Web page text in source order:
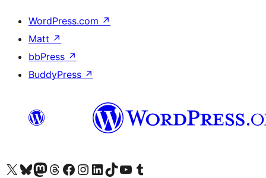
WordPress.com ↗
Matt ↗
bbPress ↗
BuddyPress ↗
Kunjungi akun X (sebelumnya Twitter) kamiVisit our Bluesky account
Kunjungi akun Mastodon kami
Visit our Threads account
Kunjungi halaman Facebook kamiKunjungi akun Instagram kamiKunjungi akun LinkedIn kami
Visit our TikTok account
Kunjungi channel YouTube kamiVisit our Tumblr account